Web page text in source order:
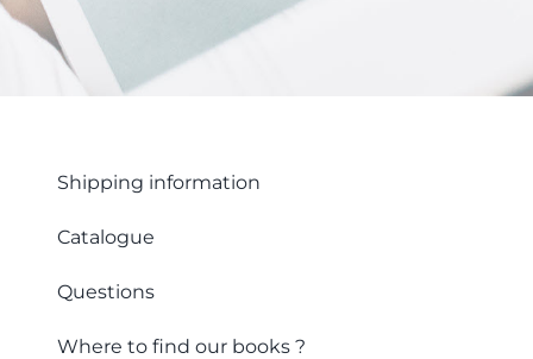
Shipping information
Catalogue
Questions
Where to find our books ?